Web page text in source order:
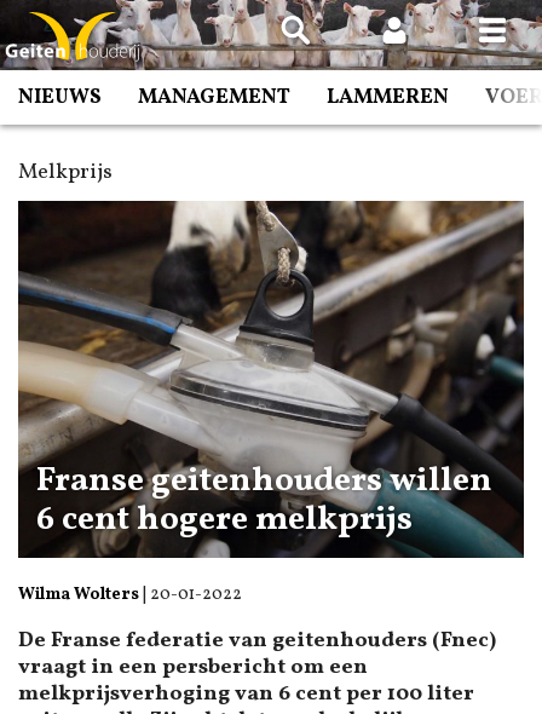
Spring
naar
inhoud
NIEUWS MANAGEMENT LAMMEREN
Melkprijs
Franse geitenhouders willen
6 cent hogere melkprijs
Wilma Wolters 20-01-2022
De Franse federatie van geitenhouders (Fnec)
vraagt in een persbericht om een
melkprijsverhoging van 6 cent per 100 liter